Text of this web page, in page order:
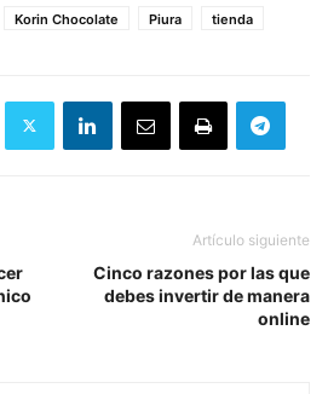
Korin Chocolate Piura tienda
Artículo siguiente
Cinco razones por las que
debes invertir de manera
online